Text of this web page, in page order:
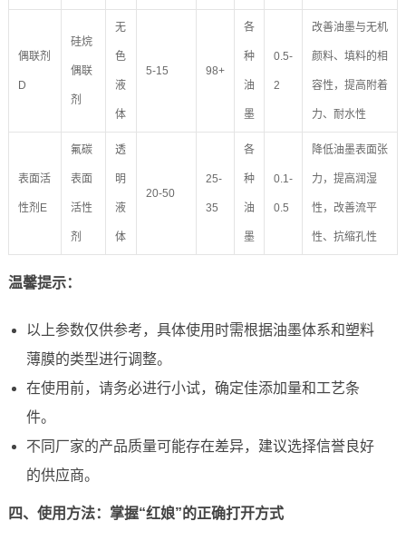
偶联剂
D
硅烷
偶联
剂
无
色
液
体
5-15 98+
各
种
油
墨
0.5-
2
改善油墨与无机
颜料、填料的相
容性，提高附着
力、耐水性
表面活
性剂E
氟碳
表面
活性
剂
透
明
液
体
20-50
25-
35
各
种
油
墨
0.1-
0.5
降低油墨表面张
力，提高润湿
性，改善流平
性、抗缩孔性
温馨提示：
以上参数仅供参考，具体使用时需根据油墨体系和塑料
薄膜的类型进行调整。
在使用前，请务必进行小试，确定佳添加量和工艺条
件。
不同厂家的产品质量可能存在差异，建议选择信誉良好
的供应商。
四、使用方法：掌握“红娘”的正确打开方式